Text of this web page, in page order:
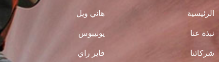
الرئيسية
نبذة عنا
شركائنا
هاني ويل
يونيبوس
فاير راي